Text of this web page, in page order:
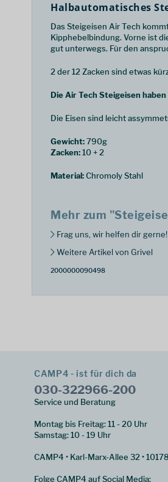
Halbautomatisches
Das Steigeisen Air Tech
Kipphebelbindung. Vorne ist
gut unterwegs. Für den
2 der 12 Zacken sind etwas
Die Air Tech Steigeisen
Die Eisen sind leicht
Gewicht:790g
Zacken:10 + 2
Material:Chromoly Stahl
Mehr zum
Frag uns, wir helfen dir gerne!
Weitere Artikel von Grivel
2000000090498
CAMP4 - ist für dich da
030-322966-200
Service und Beratung
Montag bis Freitag: 11 - 20 Uhr
Samstag: 10 - 19 Uhr
CAMP4 • Karl-Marx-Allee 32 •
Folge CAMP4 auf Social Media: